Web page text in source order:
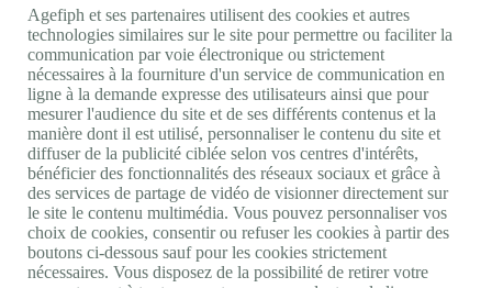
Nos autres sites
Site portail Agefiph
Activateur de progrès
Handinnov
Innovation et recherche
Université du RRH
Service AppuiPro
Nous suivre
Youtube
Linkedin
Agefiph et ses partenaires utilisent des cookies et autres
technologies similaires sur le site pour permettre ou faciliter la
communication par voie électronique ou strictement
nécessaires à la fourniture d'un service de communication en
ligne à la demande expresse des utilisateurs ainsi que pour
mesurer l'audience du site et de ses différents contenus et la
manière dont il est utilisé, personnaliser le contenu du site et
diffuser de la publicité ciblée selon vos centres d'intérêts,
bénéficier des fonctionnalités des réseaux sociaux et grâce à
des services de partage de vidéo de visionner directement sur
le site le contenu multimédia. Vous pouvez personnaliser vos
choix de cookies, consentir ou refuser les cookies à partir des
boutons ci-dessous sauf pour les cookies strictement
nécessaires. Vous disposez de la possibilité de retirer votre